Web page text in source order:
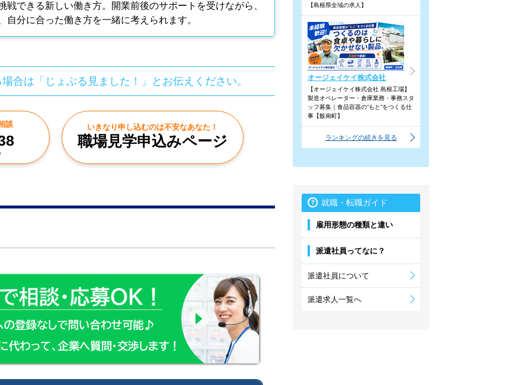
できる新しい働き方。開業前後のサポートを受けながら、
分に合った働き方を一緒に考えられます。
合は「じょぶる見ました！」とお伝えください。
談 いきなり申し込むのは不安なあなた！
職場見学申込みページ
【島根県全域の求人】
オージェイケイ株式会社
【オージェイケイ株式会社 島根工場】
製造オペレーター・倉庫業務・事務スタ
ッフ募集｜食品容器の“もと”をつくる仕
事【飯南町】
ランキングの続きを見る
就職・転職ガイド
雇用形態の種類と違い
派遣社員ってなに？
派遣社員について
派遣求人一覧へ